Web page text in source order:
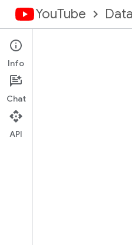
YouTube
Ressourcenübersicht
Liveübertragungen
Info
Chat
API